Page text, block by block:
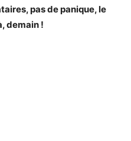
pas de panique, le
demain !